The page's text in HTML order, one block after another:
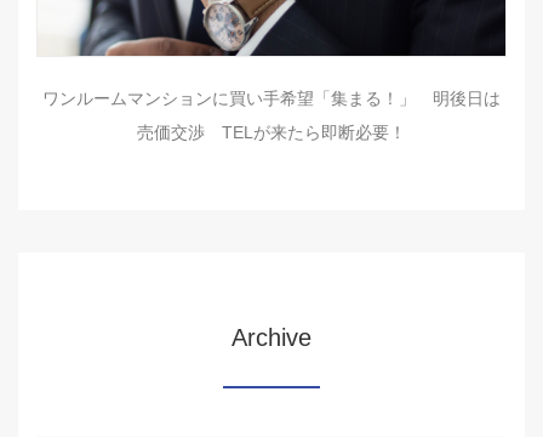
ワンルームマンションに買い手希望「集まる！」 明後日は
売価交渉 TELが来たら即断必要！
Archive